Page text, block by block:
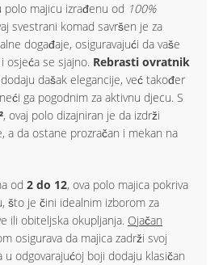
majicu izrađenu od 100%
svestrani komad savršen je za
događaje, osiguravajući da vaše
osjeća se sjajno. Rebrasti ovratnik
dašak elegancije, već također
ga pogodnim za aktivnu djecu. S
, ovaj polo dizajniran je da izdrži
a da ostane prozračan i mekan na
od 2 do 12, ova polo majica pokriva
što je čini idealnim izborom za
ili obiteljska okupljanja. Ojačan
osigurava da majica zadrži svoj
odgovarajućoj boji dodaju klasičan